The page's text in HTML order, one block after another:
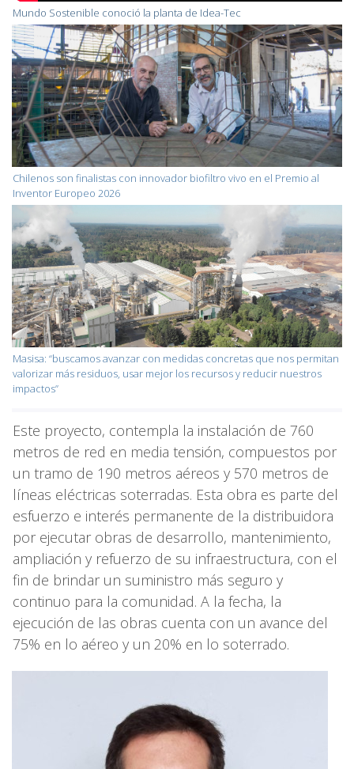
Mundo Sostenible conoció la planta de Idea-Tec
Chilenos son finalistas con innovador biofiltro vivo en el Premio al
Inventor Europeo 2026
Masisa: “buscamos avanzar con medidas concretas que nos permitan
valorizar más residuos, usar mejor los recursos y reducir nuestros
impactos”
Este proyecto, contempla la instalación de 760
metros de red en media tensión, compuestos por
un tramo de 190 metros aéreos y 570 metros de
líneas eléctricas soterradas. Esta obra es parte del
esfuerzo e interés permanente de la distribuidora
por ejecutar obras de desarrollo, mantenimiento,
ampliación y refuerzo de su infraestructura, con el
fin de brindar un suministro más seguro y
continuo para la comunidad. A la fecha, la
ejecución de las obras cuenta con un avance del
75% en lo aéreo y un 20% en lo soterrado.